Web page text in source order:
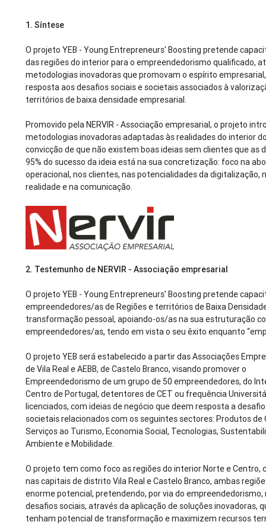
1. Síntese
O projeto YEB - Young Entrepreneurs' Boosting pretende
das regiões do interior para o empreendedorismo qualificado,
metodologias inovadoras que promovam o espírito
resposta aos desafios sociais e societais associados à
territórios de baixa densidade empresarial.
Promovido pela NERVIR - Associação empresarial, o projeto
metodologias inovadoras adaptadas às realidades do interior
convicção de que não existem boas ideias sem clientes que as
95% do sucesso da ideia está na sua concretização: foco na
operacional, nos clientes, nas potencialidades da digitalização,
realidade e na comunicação.
2. Testemunho de NERVIR - Associação empresarial
O projeto YEB - Young Entrepreneurs' Boosting pretende
empreendedores/as de Regiões e territórios de Baixa
transformação pessoal, apoiando-os/as na sua estruturação
empreendedores/as, tendo em vista o seu êxito enquanto
O projeto YEB será estabelecido a partir das Associações
de Vila Real e AEBB, de Castelo Branco, visando promover o
Empreendedorismo de um grupo de 50 empreendedores, do
Centro de Portugal, detentores de CET ou frequência
licenciados, com ideias de negócio que deem resposta a
societais relacionados com os seguintes sectores: Produtos de
Serviços ao Turismo, Economia Social, Tecnologias,
Ambiente e Mobilidade.
O projeto tem como foco as regiões do interior Norte e Centro,
nas capitais de distrito Vila Real e Castelo Branco, ambas
enorme potencial, pretendendo, por via do empreendedorismo,
desafios sociais, através da aplicação de soluções inovadoras,
tenham potencial de transformação e maximizem recursos